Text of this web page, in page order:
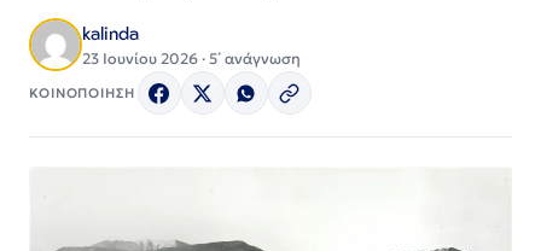
kalinda
23 Ιουνίου 2026 · 5΄ ανάγνωση
ΚΟΙΝΟΠΟΙΗΣΗ